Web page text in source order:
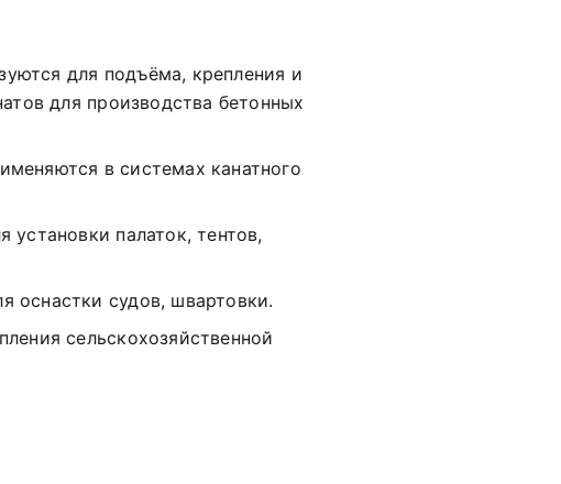
для подъёма, крепления и
для производства бетонных
в системах канатного
установки палаток, тентов,
оснастки судов, швартовки.
сельскохозяйственной